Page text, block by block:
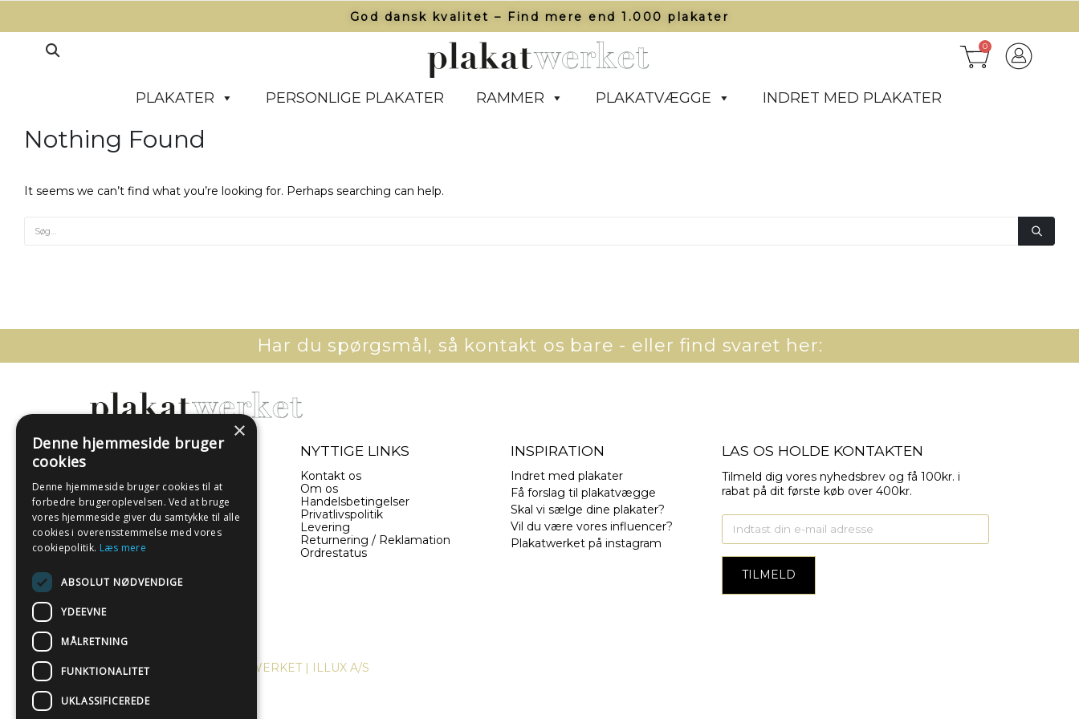
God dansk kvalitet – Find mere end 1.000 plakater​
0
PLAKATER PERSONLIGE PLAKATER RAMMER PLAKATVÆGGE INDRET MED PLAKATER
Nothing Found
It seems we can’t find what you’re looking for. Perhaps searching can help.
Har du spørgsmål, så kontakt os bare - eller find svaret her:
- EN DEL AF ILLUX A/S
8660 Skanderborg
Danmark
(+45) 52 340 440
NYTTIGE LINKS
Kontakt os
Om os
Handelsbetingelser
Privatlivspolitik
Levering
Returnering / Reklamation
Ordrestatus
INSPIRATION
Indret med plakater
Få forslag til plakatvægge
Skal vi sælge dine plakater?
Vil du være vores influencer?
Plakatwerket på instagram
LAS OS HOLDE KONTAKTEN
Tilmeld dig vores nyhedsbrev og få 100kr. i
rabat på dit første køb over 400kr.
COPYRIGHT © 2024, PLAKATWERKET | ILLUX A/S
×
Denne hjemmeside bruger
cookies
Denne hjemmeside bruger cookies til at
forbedre brugeroplevelsen. Ved at bruge
vores hjemmeside giver du samtykke til alle
cookies i overensstemmelse med vores
cookiepolitik. Læs mere
ABSOLUT NØDVENDIGE
YDEEVNE
MÅLRETNING
FUNKTIONALITET
UKLASSIFICEREDE